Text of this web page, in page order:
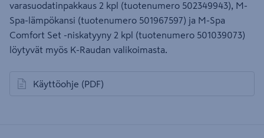
varasuodatinpakkaus 2 kpl (tuotenumero 502349943), M-
Spa-lämpökansi (tuotenumero 501967597) ja M-Spa
Comfort Set -niskatyyny 2 kpl (tuotenumero 501039073)
löytyvät myös K-Raudan valikoimasta.
Käyttöohje (PDF)
avautuu uuteen välilehteen